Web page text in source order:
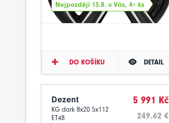
Nejpozději 13.8. u Vás, 4+ ks
DO KOŠÍKU DETAIL
Dezent
KG dark 8x20 5x112
ET48
5 991 Kč
249.62 €